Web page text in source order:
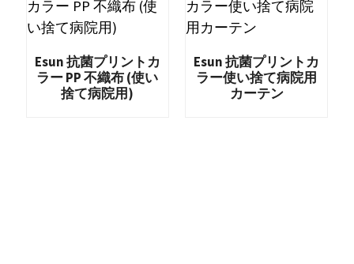
Esun 抗菌プリントカ
ラー PP 不織布 (使い
捨て病院用)
Esun 抗菌プリントカ
ラー使い捨て病院用
カーテン